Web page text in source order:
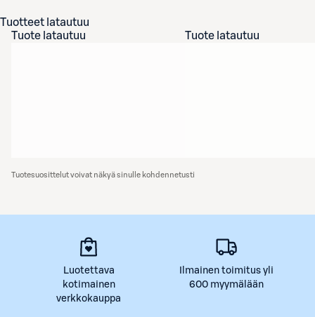
Tuotteet latautuu
Tuote latautuu
Tuote latautuu
Tuotesuosittelut voivat näkyä sinulle kohdennetusti
Luotettava
kotimainen
verkkokauppa
Ilmainen toimitus yli
600 myymälään